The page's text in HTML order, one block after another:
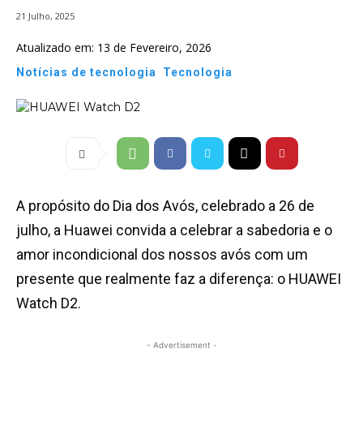
21 Julho, 2025
Atualizado em: 13 de Fevereiro, 2026
Notícias de tecnologia Tecnologia
A propósito do Dia dos Avós, celebrado a 26 de
julho, a Huawei convida a celebrar a sabedoria e o
amor incondicional dos nossos avós com um
presente que realmente faz a diferença: o HUAWEI
Watch D2.
- Advertisement -